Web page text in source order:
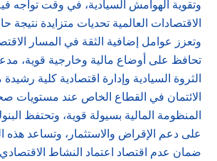
وتقوية الهوامش السيادية، في وقت تواجه
الاقتصادات العالمية تحديات متزايدة نتيجة
وتعزز عوامل إضافية الثقة في المسار
تحافظ على أوضاع مالية وخارجية قوية،
الثروة السيادية وإدارة اقتصادية كلية
الائتمان في القطاع الخاص عند مستويات
المنظومة المالية بسيولة قوية، وتحتفظ
على دعم الإقراض والاستثمار، وتساعد
ضمان عدم اقتصاد اعتماد النشاط